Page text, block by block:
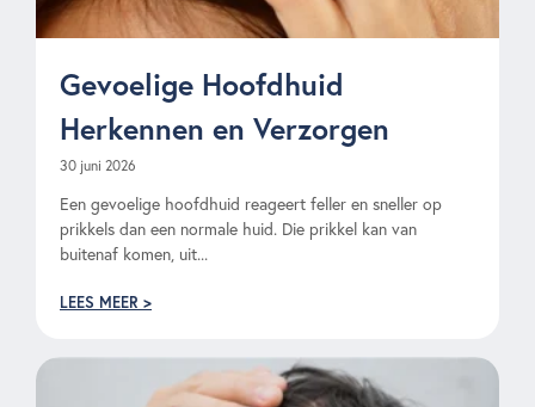
Gevoelige Hoofdhuid
Herkennen en Verzorgen
30 juni 2026
Een gevoelige hoofdhuid reageert feller en sneller op
prikkels dan een normale huid. Die prikkel kan van
buitenaf komen, uit...
LEES MEER >